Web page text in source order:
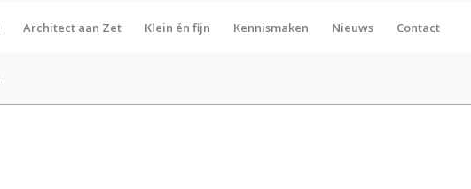
Architect aan Zet Klein én fijn Kennismaken Nieuws Contact